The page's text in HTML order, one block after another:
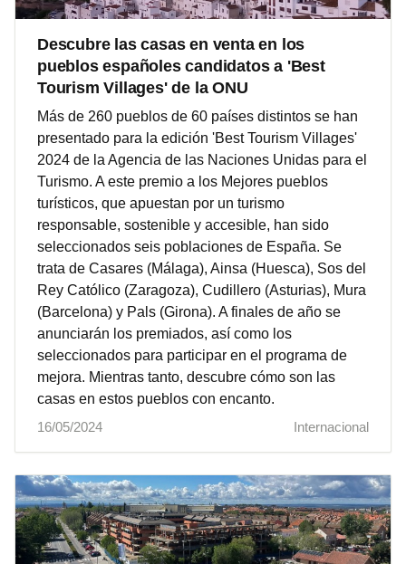
Descubre las casas en venta en los
pueblos españoles candidatos a 'Best
Tourism Villages' de la ONU
Más de 260 pueblos de 60 países distintos se han
presentado para la edición 'Best Tourism Villages'
2024 de la Agencia de las Naciones Unidas para el
Turismo. A este premio a los Mejores pueblos
turísticos, que apuestan por un turismo
responsable, sostenible y accesible, han sido
seleccionados seis poblaciones de España. Se
trata de Casares (Málaga), Ainsa (Huesca), Sos del
Rey Católico (Zaragoza), Cudillero (Asturias), Mura
(Barcelona) y Pals (Girona). A finales de año se
anunciarán los premiados, así como los
seleccionados para participar en el programa de
mejora. Mientras tanto, descubre cómo son las
casas en estos pueblos con encanto.
16/05/2024
Internacional